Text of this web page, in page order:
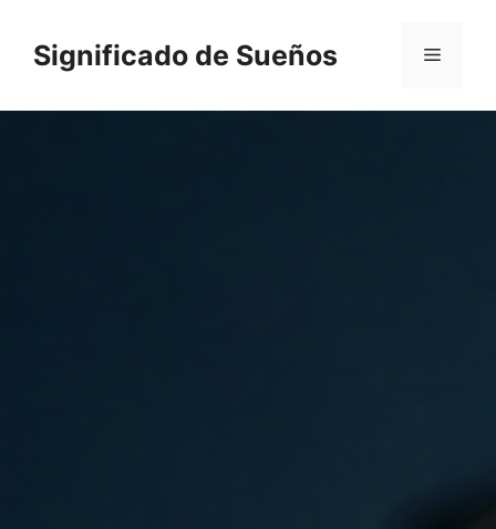
contenido
Significado de Sueños Menú